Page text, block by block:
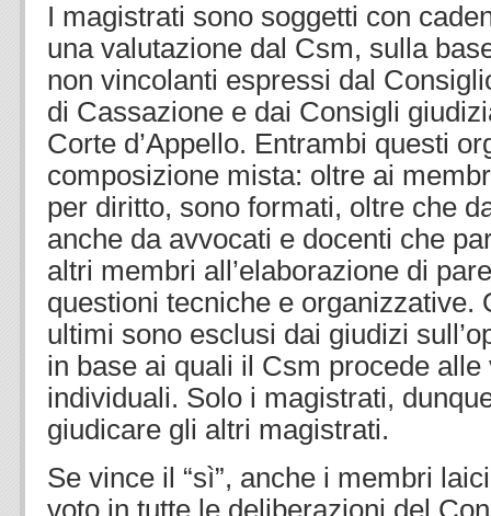
I magistrati sono soggetti con
una valutazione dal Csm, sulla
non vincolanti espressi dal
di Cassazione e dai Consigli
Corte d’Appello. Entrambi questi
composizione mista: oltre ai
per diritto, sono formati, oltre che
anche da avvocati e docenti che
altri membri all’elaborazione di
questioni tecniche e organizzative.
ultimi sono esclusi dai giudizi
in base ai quali il Csm procede alle
individuali. Solo i magistrati,
giudicare gli altri magistrati.
Se vince il “sì”, anche i membri
voto in tutte le deliberazioni del